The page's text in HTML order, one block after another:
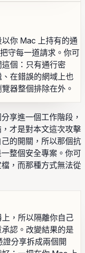
你 Mac 上持有的通
守每一道請求。你可
個：只有通行密
在錯誤的網域上也
器整個排除在外。
享進一個工作階段，
才是對本文這次攻擊
的開關，所以那個抗
整個安全專案。你可
，而那種方式無法從
，所以隔離你自己
認。改變結果的是
分享拆成兩個開